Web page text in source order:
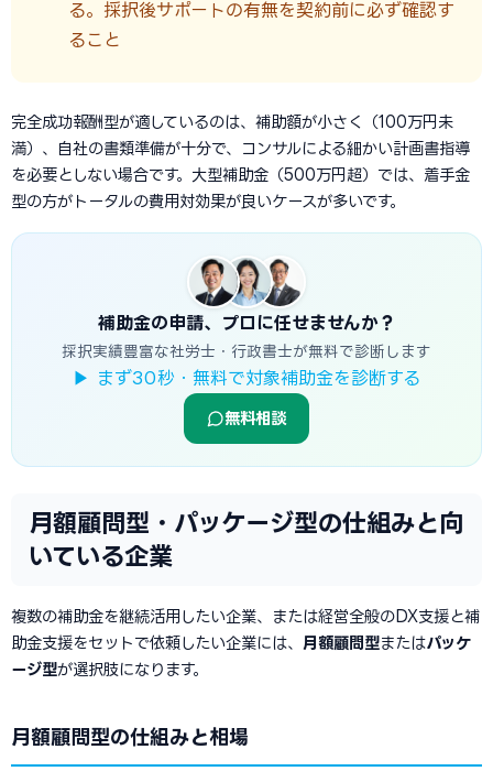
る。採択後サポートの有無を契約前に必ず確認す
ること
完全成功報酬型が適しているのは、補助額が小さく（100万円未
満）、自社の書類準備が十分で、コンサルによる細かい計画書指導
を必要としない場合です。大型補助金（500万円超）では、着手金
型の方がトータルの費用対効果が良いケースが多いです。
補助金の申請、プロに任せませんか？
採択実績豊富な社労士・行政書士が無料で診断します
▶ まず30秒・無料で対象補助金を診断する
無料相談
月額顧問型・パッケージ型の仕組みと向
いている企業
複数の補助金を継続活用したい企業、または経営全般のDX支援と補
助金支援をセットで依頼したい企業には、 月額顧問型またはパッケ
ージ型が選択肢になります。
月額顧問型の仕組みと相場